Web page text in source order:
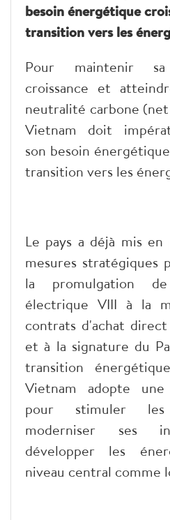
besoin énergétique
transition vers les
Pour maintenir
croissance et
neutralité carbone
Vietnam doit
son besoin
transition vers les
Le pays a déjà mis
mesures stratégiques
la promulgation
électrique VIII à la
contrats d'achat
et à la signature du
transition
Vietnam adopte une
pour stimuler les
moderniser ses
développer les
niveau central comme